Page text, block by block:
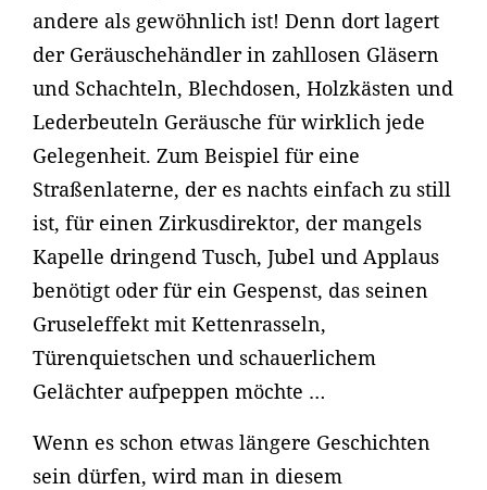
andere als gewöhnlich ist! Denn dort lagert
der Geräuschehändler in zahllosen Gläsern
und Schachteln, Blechdosen, Holzkästen und
Lederbeuteln Geräusche für wirklich jede
Gelegenheit. Zum Beispiel für eine
Straßenlaterne, der es nachts einfach zu still
ist, für einen Zirkusdirektor, der mangels
Kapelle dringend Tusch, Jubel und Applaus
benötigt oder für ein Gespenst, das seinen
Gruseleffekt mit Kettenrasseln,
Türenquietschen und schauerlichem
Gelächter aufpeppen möchte …
Wenn es schon etwas längere Geschichten
sein dürfen, wird man in diesem